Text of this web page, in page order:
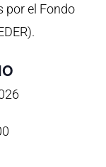
por el Fondo